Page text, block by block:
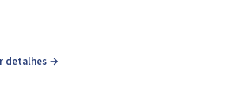
detalhes →